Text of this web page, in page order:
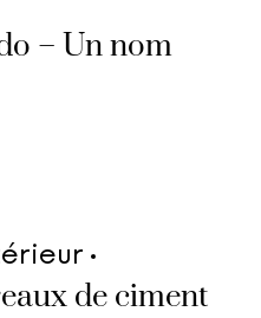
– Un nom
de ciment